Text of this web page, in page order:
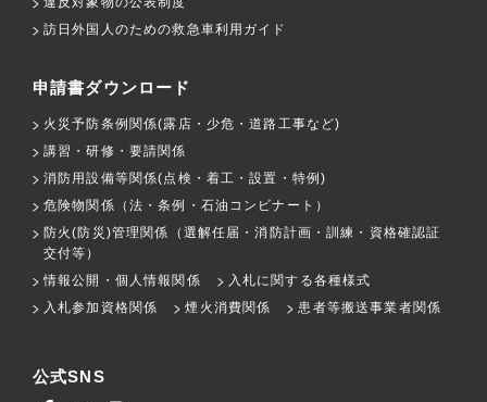
訪日外国人のための救急車利用ガイド
申請書ダウンロード
火災予防条例関係(露店・少危・道路工事など)
講習・研修・要請関係
消防用設備等関係(点検・着工・設置・特例)
危険物関係（法・条例・石油コンビナート）
防火(防災)管理関係（選解任届・消防計画・訓練・資格確認証
交付等）
情報公開・個人情報関係
入札に関する各種様式
入札参加資格関係
煙火消費関係 患者等搬送事業者関係
公式SNS